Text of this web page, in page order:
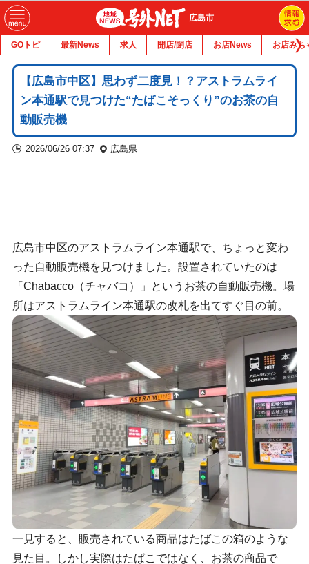
広島市
GOトピ 最新News 求人 開店/閉店 お店News お店みち
【広島市中区】思わず二度見！？アストラムライ
ン本通駅で見つけた“たばこそっくり”のお茶の自
動販売機
2026/06/26 07:37 広島県
広島市中区のアストラムライン本通駅で、ちょっと変わ
った自動販売機を見つけました。設置されていたのは
「Chabacco（チャバコ）」というお茶の自動販売機。場
所はアストラムライン本通駅の改札を出てすぐ目の前。
一見すると、販売されている商品はたばこの箱のような
見た目。しかし実際はたばこではなく、お茶の商品で